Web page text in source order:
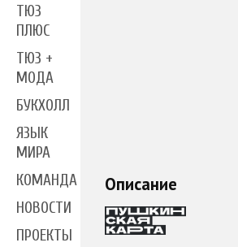
ТЮЗ
ПЛЮС
ТЮЗ +
МОДА
БУКХОЛЛ
ЯЗЫК
МИРА
КОМАНДА
НОВОСТИ
ПРОЕКТЫ
Описание